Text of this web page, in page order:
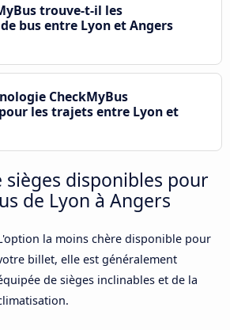
trouve-t-il les
bus entre Lyon et Angers
CheckMyBus
les trajets entre Lyon et
sièges disponibles pour
de Lyon à Angers
la moins chère disponible pour
billet, elle est généralement
de sièges inclinables et de la